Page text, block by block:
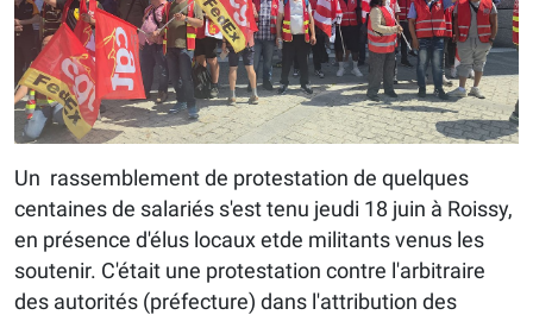
Un rassemblement de protestation de quelques
centaines de salariés s'est tenu jeudi 18 juin à Roissy,
en présence d'élus locaux etde militants venus les
soutenir. C'était une protestation contre l'arbitraire
des autorités (préfecture) dans l'attribution des